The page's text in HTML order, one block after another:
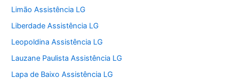
Limão Assistência LG
Liberdade Assistência LG
Leopoldina Assistência LG
Lauzane Paulista Assistência LG
Lapa de Baixo Assistência LG